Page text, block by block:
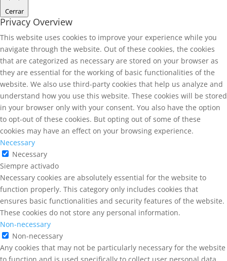
Cerrar
Privacy Overview
This website uses cookies to improve your experience while you
navigate through the website. Out of these cookies, the cookies
that are categorized as necessary are stored on your browser as
they are essential for the working of basic functionalities of the
website. We also use third-party cookies that help us analyze and
understand how you use this website. These cookies will be stored
in your browser only with your consent. You also have the option
to opt-out of these cookies. But opting out of some of these
cookies may have an effect on your browsing experience.
Necessary
Necessary
Siempre activado
Necessary cookies are absolutely essential for the website to
function properly. This category only includes cookies that
ensures basic functionalities and security features of the website.
These cookies do not store any personal information.
Non-necessary
Non-necessary
Any cookies that may not be particularly necessary for the website